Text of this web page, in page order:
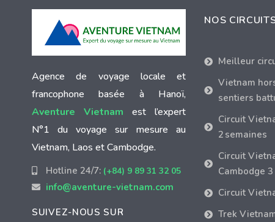
Agence de voyage locale et
francophone basée à Hanoï,
Aventure Vietnam est l’expert
N°1 du voyage sur mesure au
Vietnam, Laos et Cambodge.
Hotline 24/7: (+84) 9 89 31 32 05
info@aventure-vietnam.com
SUIVEZ-NOUS SUR
NOS
Meilleur
Vietnam
sentiers
Circuit
2 semaines
Circuit
Cambodge
Circuit
Trek